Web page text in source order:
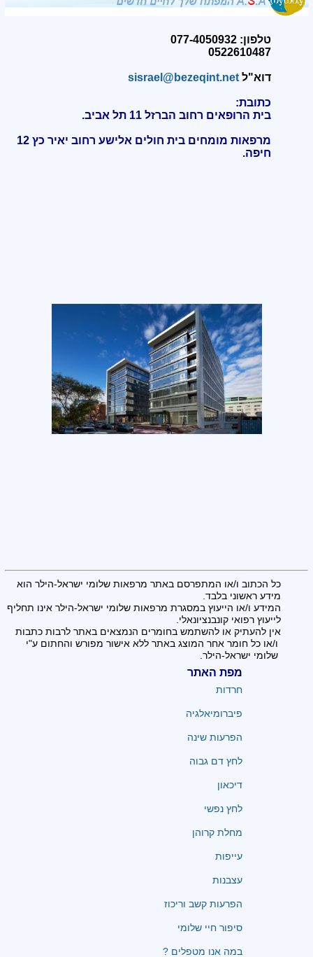
טלפון: 077-4050932
0522610487
דוא"לsisrael@bezeqint.net
כתובת:
בית הרופאים רחוב הברזל 11 תל אביב.
מרפאות מומחים בית חולים אלישע רחוב יאיר כץ 12
חיפה.
כל הכתוב ו/או המתפרסם באתר מרפאות שלומי ישראל-הילר הוא
מידע ראשוני בלבד.
המידע ו/או הייעוץ במסגרת מרפאות שלומי ישראל-הילר אינו תחליף
לייעוץ רפואי קונבנציונאלי.
אין להעתיק או להשתמש בחומרים הנמצאים באתר לרבות כתבות
ו/או כל חומר אחר המוצג באתר ללא אישור מפורש והחתום ע"י
שלומי ישראל-הילר.
מפת האתר
חרדות
פיברומיאלגיה
הפרעות שינה
לחץ דם גבוה
דיכאון
לחץ נפשי
מחלת קרוהן
עייפות
עצבנות
הפרעות קשב וריכוז
סיפור חיי שלומי
במה אנו מטפלים ?